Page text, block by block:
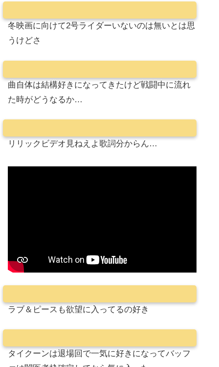
冬映画に向けて2号ライダーいないのは無いとは思
うけどさ
曲自体は結構好きになってきたけど戦闘中に流れ
た時がどうなるか…
リリックビデオ見ねえよ歌詞分からん…
ラブ＆ピースも欲望に入ってるの好き
タイクーンは退場回で一気に好きになってバッフ